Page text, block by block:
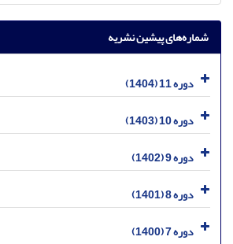
شماره‌های پیشین نشریه
دوره 11 (1404)
دوره 10 (1403)
دوره 9 (1402)
دوره 8 (1401)
دوره 7 (1400)